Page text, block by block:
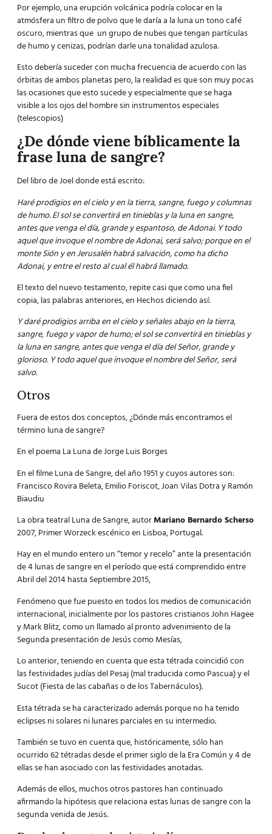
Por ejemplo, una erupción volcánica podría colocar en la
atmósfera un filtro de polvo que le daría a la luna un tono café
oscuro, mientras que un grupo de nubes que tengan partículas
de humo y cenizas, podrían darle una tonalidad azulosa.
Esto debería suceder con mucha frecuencia de acuerdo con las
órbitas de ambos planetas pero, la realidad es que son muy pocas
las ocasiones que esto sucede y especialmente que se haga
visible a los ojos del hombre sin instrumentos especiales
(telescopios)
¿De dónde viene bíblicamente la
frase luna de sangre?
Del libro de Joel donde está escrito:
Haré prodigios en el cielo y en la tierra, sangre, fuego y columnas
de humo. El sol se convertirá en tinieblas y la luna en sangre,
antes que venga el día, grande y espantoso, de Adonai. Y todo
aquel que invoque el nombre de Adonai, será salvo; porque en el
monte Sión y en Jerusalén habrá salvación, como ha dicho
Adonai, y entre el resto al cual él habrá llamado.
El texto del nuevo testamento, repite casi que como una fiel
copia, las palabras anteriores, en Hechos diciendo así:
Y daré prodigios arriba en el cielo y señales abajo en la tierra,
sangre, fuego y vapor de humo;el sol se convertirá en tinieblas y
la luna en sangre, antes que venga el día del Señor, grande y
glorioso. Y todo aquel que invoque el nombre del Señor, será
salvo.
Otros
Fuera de estos dos conceptos, ¿Dónde más encontramos el
término luna de sangre?
En el poema La Luna de Jorge Luis Borges
En el filme Luna de Sangre, del año 1951 y cuyos autores son:
Francisco Rovira Beleta, Emilio Foriscot, Joan Vilas Dotra y Ramón
Biaudiu
La obra teatral Luna de Sangre, autorMariano Bernardo Scherso
2007, Primer Worzeck escénico en Lisboa, Portugal.
Hay en el mundo entero un “temor y recelo” ante la presentación
de 4 lunas de sangre en el período que está comprendido entre
Abril del 2014 hasta Septiembre 2015,
Fenómeno que fue puesto en todos los medios de comunicación
internacional, inicialmente por los pastores cristianos John Hagee
y Mark Blitz, como un llamado al pronto advenimiento de la
Segunda presentación de Jesús como Mesías,
Lo anterior, teniendo en cuenta que esta tétrada coincidió con
las festividades judías del Pesaj (mal traducida como Pascua) y el
Sucot (Fiesta de las cabañas o de los Tabernáculos).
Esta tétrada se ha caracterizado además porque no ha tenido
eclipses ni solares ni lunares parciales en su intermedio.
También se tuvo en cuenta que, históricamente, sólo han
ocurrido 62 tétradas desde el primer siglo de la Era Común y 4 de
ellas se han asociado con las festividades anotadas.
Además de ellos, muchos otros pastores han continuado
afirmando la hipótesis que relaciona estas lunas de sangre con la
segunda venida de Jesús.